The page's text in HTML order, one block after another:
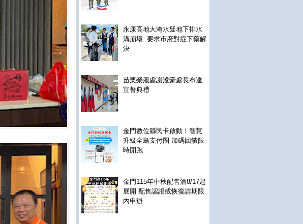
永康高地大淹水疑地下排水
溝崩壞 要求市府對症下藥解
決
苗栗榮服處謝浚豪處長布達
宣誓典禮
金門數位縣民卡啟動！智慧
升級全島支付圈 加碼回饋限
時開跑
金門115年中秋配售酒8/17起
展開 配售認證或恢復請期限
內申辦